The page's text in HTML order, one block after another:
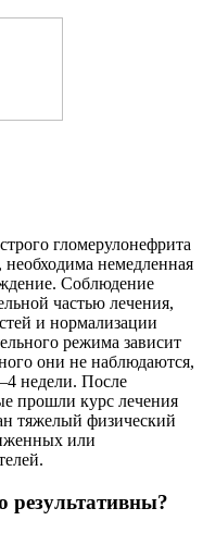
гломерулонефрита
немедленная
Соблюдение
частью лечения,
и нормализации
режима зависит
они не наблюдаются,
недели. После
прошли курс лечения
тяжелый физический
или
результативны?